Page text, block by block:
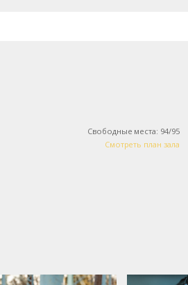
Свободные места: 94/95
Смотреть план зала